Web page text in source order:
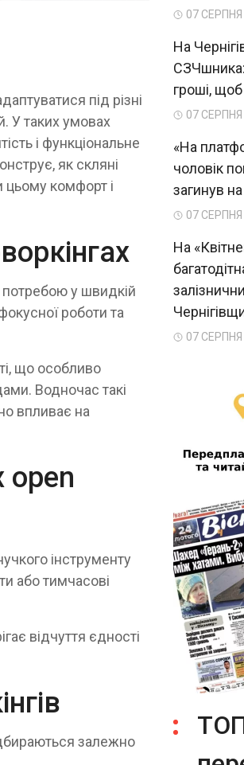
під різні
У таких умовах
і функціональне
як скляні
цьому комфорт і
потребою у швидкій
роботи та
що особливо
Водночас такі
впливає на
open
інструменту
або тимчасові
відчуття єдності
залежно
07 СЕРПНЯ
На
СЗЧшника:
гроші,
07 СЕРПНЯ
«На
чоловік
загинув на
07 СЕРПНЯ
На
07 СЕРПНЯ